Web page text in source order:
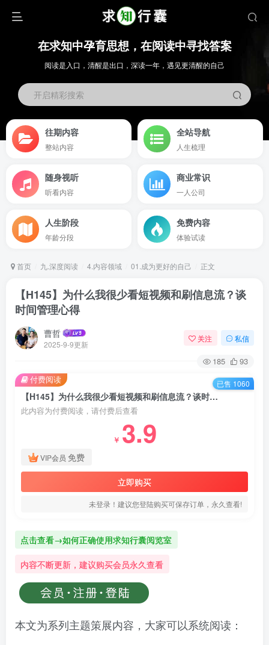
在求知中孕育思想，在阅读中寻找答案
阅读是入口，清醒是出口，深读一年，遇见更清醒的自己
开启精彩搜索
往期内容
整站内容
全站导航
人生梳理
随身视听
听看内容
商业常识
一人公司
人生阶段
年龄分段
免费内容
体验试读
首页 九.深度阅读 4.内容领域 01.成为更好的自己 正文
【H145】为什么我很少看短视频和刷信息流？谈
时间管理心得
曹哲
2025-9-9更新
关注 私信
185 93
【H145】为什么我很少看短视频和刷信息流？谈时间管理心得
此内容为付费阅读，请付费后查看
￥ 3.9
VIP会员 免费
立即购买
未登录！建议您登陆购买可保存订单，永久查看!
付费阅读 已售 1060
点击查看→如何正确使用求知行囊阅览室
内容不断更新，建议购买会员永久查看
本文为系列主题策展内容，大家可以系统阅读：